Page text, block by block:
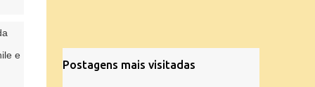
e
Postagens mais visitadas